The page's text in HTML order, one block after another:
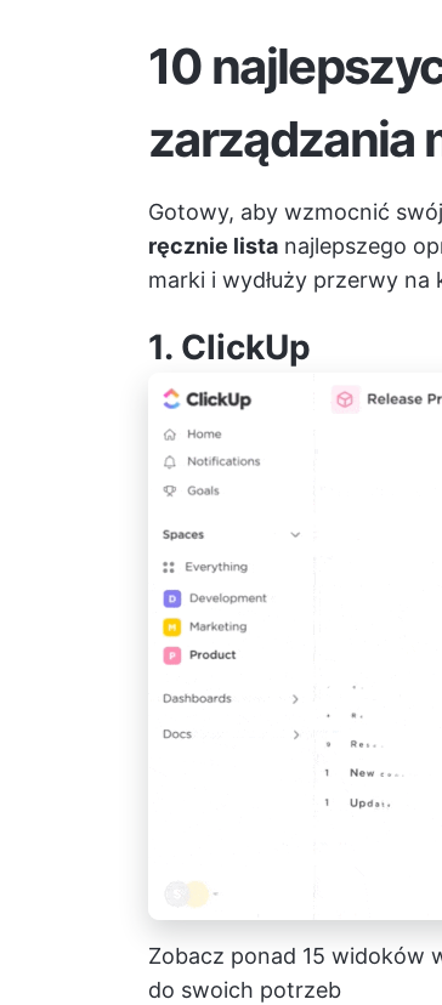
10
zarządzania
Gotowy, aby wzmocnić
ręcznie lista najlepszego
marki i wydłuży przerwy na
1. ClickUp
Zobacz ponad 15 widoków
do swoich potrzeb